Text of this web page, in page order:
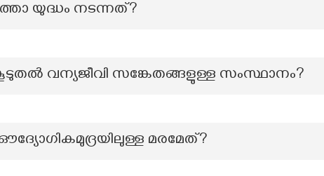
യുദ്ധം നടന്നത്?
വന്യജീവി സങ്കേതങ്ങളുള്ള സംസ്ഥാനം?
മരമേത്?